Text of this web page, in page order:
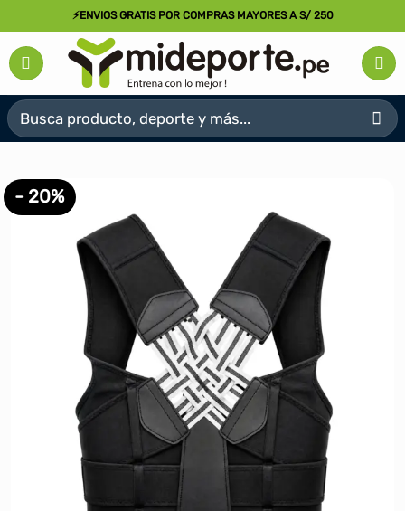
al
contenido
⚡ENVIOS GRATIS POR COMPRAS MAYORES A S/ 250
Buscar
por:
- 20%